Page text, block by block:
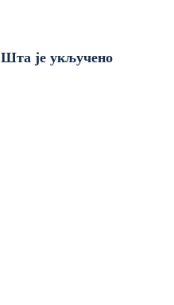
Шта је укључено